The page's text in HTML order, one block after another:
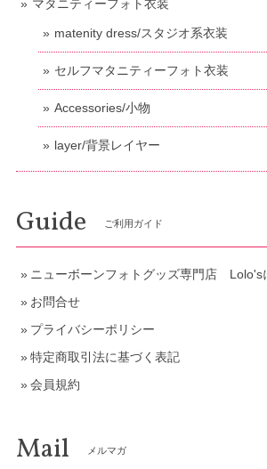
マタニティーフォト衣装
matenity dress/スタジオ系衣装
セルフマタニティーフォト衣装
Accessories/小物
layer/背景レイヤー
Guide ご利用ガイド
ニューボーンフォトグッズ専門店 Lolo's
お問合せ
プライバシーポリシー
特定商取引法に基づく表記
会員規約
Mail メルマガ